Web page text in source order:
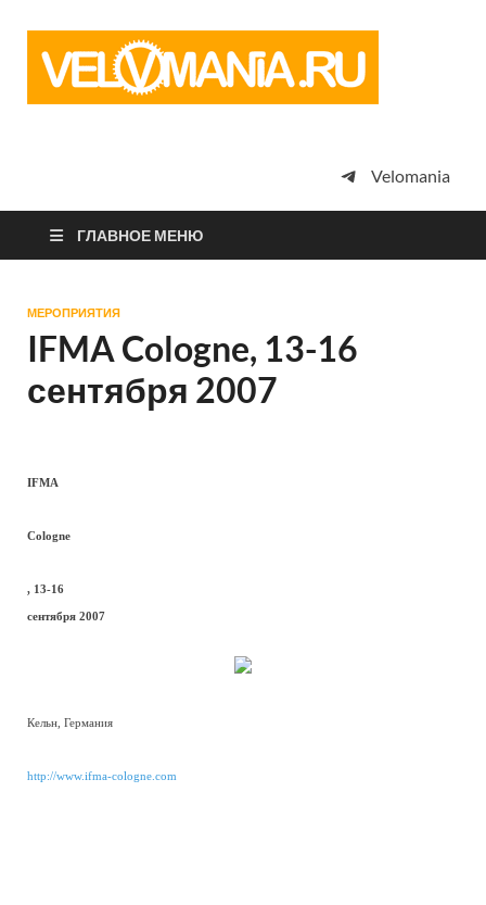
просто
Velomania
ГЛАВНОЕ МЕНЮ
МЕРОПРИЯТИЯ
IFMA Cologne, 13-16
сентября 2007
IFMA
Cologne
, 13-16
сентября 2007
Кельн, Германия
http://www.ifma-cologne.com